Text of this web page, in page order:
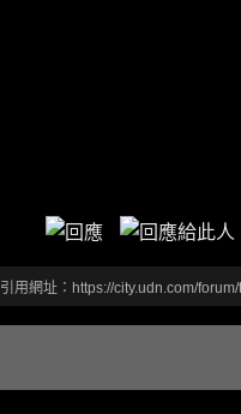
引用網址：https://city.udn.com/